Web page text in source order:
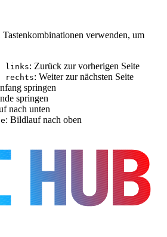
verwenden, um
links: Zurück zur vorherigen Seite
rechts: Weiter zur nächsten Seite
springen
springen
nach unten
: Bildlauf nach oben